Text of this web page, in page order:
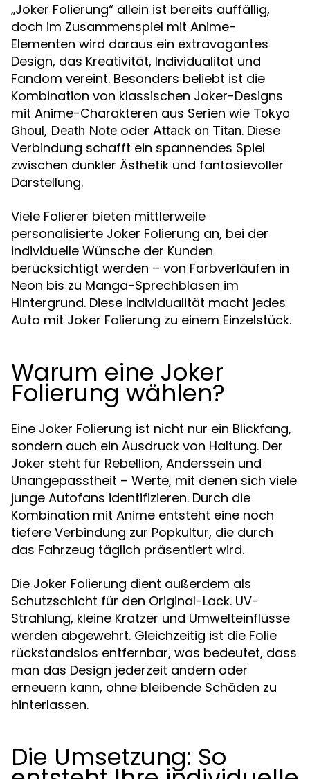
„Joker Folierung“ allein ist bereits auffällig,
doch im Zusammenspiel mit Anime-
Elementen wird daraus ein extravagantes
Design, das Kreativität, Individualität und
Fandom vereint. Besonders beliebt ist die
Kombination von klassischen Joker-Designs
mit Anime-Charakteren aus Serien wie Tokyo
Ghoul, Death Note oder Attack on Titan. Diese
Verbindung schafft ein spannendes Spiel
zwischen dunkler Ästhetik und fantasievoller
Darstellung.
Viele Folierer bieten mittlerweile
personalisierte Joker Folierung an, bei der
individuelle Wünsche der Kunden
berücksichtigt werden – von Farbverläufen in
Neon bis zu Manga-Sprechblasen im
Hintergrund. Diese Individualität macht jedes
Auto mit Joker Folierung zu einem Einzelstück.
Warum eine Joker
Folierung wählen?
Eine Joker Folierung ist nicht nur ein Blickfang,
sondern auch ein Ausdruck von Haltung. Der
Joker steht für Rebellion, Anderssein und
Unangepasstheit – Werte, mit denen sich viele
junge Autofans identifizieren. Durch die
Kombination mit Anime entsteht eine noch
tiefere Verbindung zur Popkultur, die durch
das Fahrzeug täglich präsentiert wird.
Die Joker Folierung dient außerdem als
Schutzschicht für den Original-Lack. UV-
Strahlung, kleine Kratzer und Umwelteinflüsse
werden abgewehrt. Gleichzeitig ist die Folie
rückstandslos entfernbar, was bedeutet, dass
man das Design jederzeit ändern oder
erneuern kann, ohne bleibende Schäden zu
hinterlassen.
Die Umsetzung: So